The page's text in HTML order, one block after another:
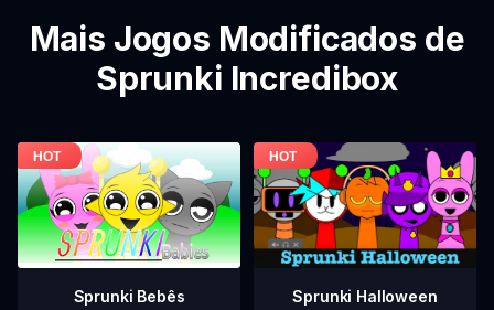
Mais Jogos Modificados de
Sprunki Incredibox
Sprunki Bebês Sprunki Halloween